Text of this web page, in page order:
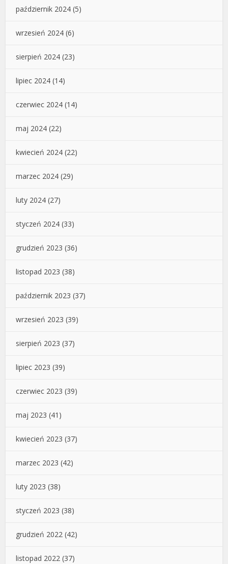
październik 2024 (5)
wrzesień 2024 (6)
sierpień 2024 (23)
lipiec 2024 (14)
czerwiec 2024 (14)
maj 2024 (22)
kwiecień 2024 (22)
marzec 2024 (29)
luty 2024 (27)
styczeń 2024 (33)
grudzień 2023 (36)
listopad 2023 (38)
październik 2023 (37)
wrzesień 2023 (39)
sierpień 2023 (37)
lipiec 2023 (39)
czerwiec 2023 (39)
maj 2023 (41)
kwiecień 2023 (37)
marzec 2023 (42)
luty 2023 (38)
styczeń 2023 (38)
grudzień 2022 (42)
listopad 2022 (37)